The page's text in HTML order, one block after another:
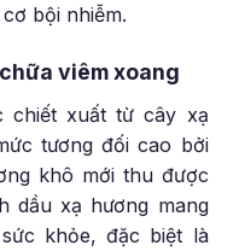
bội nhiễm.
viêm xoang
chiết xuất từ cây xạ
tương đối cao bởi
khô mới thu được
dầu xạ hương mang
khỏe, đặc biệt là